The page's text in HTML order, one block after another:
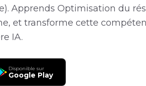
Apprends Optimisation du
et transforme cette
IA.
Disponible sur
Google Play